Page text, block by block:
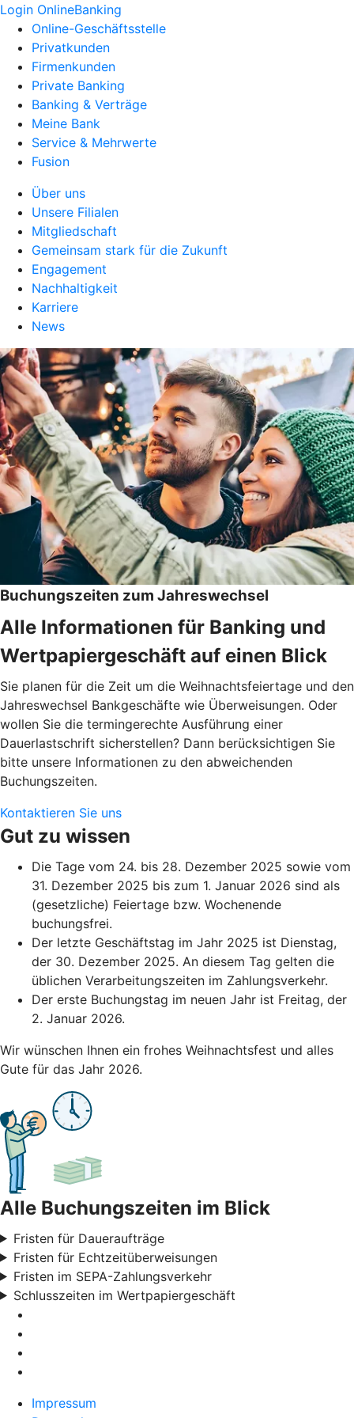
Login OnlineBanking
Online-Geschäftsstelle
Privatkunden
Firmenkunden
Private Banking
Banking & Verträge
Meine Bank
Service & Mehrwerte
Fusion
Über uns
Unsere Filialen
Mitgliedschaft
Gemeinsam stark für die Zukunft
Engagement
Nachhaltigkeit
Karriere
News
Buchungszeiten zum Jahreswechsel
Alle Informationen für Banking und
Wertpapiergeschäft auf einen Blick
Sie planen für die Zeit um die Weihnachtsfeiertage und den
Jahreswechsel Bankgeschäfte wie Überweisungen. Oder
wollen Sie die termingerechte Ausführung einer
Dauerlastschrift sicherstellen? Dann berücksichtigen Sie
bitte unsere Informationen zu den abweichenden
Buchungszeiten.
Kontaktieren Sie uns
Gut zu wissen
Die Tage vom 24. bis 28. Dezember 2025 sowie vom
31. Dezember 2025 bis zum 1. Januar 2026 sind als
(gesetzliche) Feiertage bzw. Wochenende
buchungsfrei.
Der letzte Geschäftstag im Jahr 2025 ist Dienstag,
der 30. Dezember 2025. An diesem Tag gelten die
üblichen Verarbeitungszeiten im Zahlungsverkehr.
Der erste Buchungstag im neuen Jahr ist Freitag, der
2. Januar 2026.
Wir wünschen Ihnen ein frohes Weihnachtsfest und alles
Gute für das Jahr 2026.
Alle Buchungszeiten im Blick
Fristen für Daueraufträge
Fristen für Echtzeitüberweisungen
Fristen im SEPA-Zahlungsverkehr
Schlusszeiten im Wertpapiergeschäft
Impressum